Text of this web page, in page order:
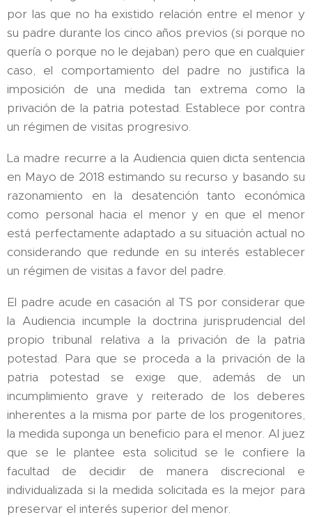
por las que no ha existido relación entre el menor y
su padre durante los cinco años previos (si porque no
quería o porque no le dejaban) pero que en cualquier
caso, el comportamiento del padre no justifica la
imposición de una medida tan extrema como la
privación de la patria potestad. Establece por contra
un régimen de visitas progresivo.
La madre recurre a la Audiencia quien dicta sentencia
en Mayo de 2018 estimando su recurso y basando su
razonamiento en la desatención tanto económica
como personal hacia el menor y en que el menor
está perfectamente adaptado a su situación actual no
considerando que redunde en su interés establecer
un régimen de visitas a favor del padre.
El padre acude en casación al TS por considerar que
la Audiencia incumple la doctrina jurisprudencial del
propio tribunal relativa a la privación de la patria
potestad. Para que se proceda a la privación de la
patria potestad se exige que, además de un
incumplimiento grave y reiterado de los deberes
inherentes a la misma por parte de los progenitores,
la medida suponga un beneficio para el menor. Al juez
que se le plantee esta solicitud se le confiere la
facultad de decidir de manera discrecional e
individualizada si la medida solicitada es la mejor para
preservar el interés superior del menor.